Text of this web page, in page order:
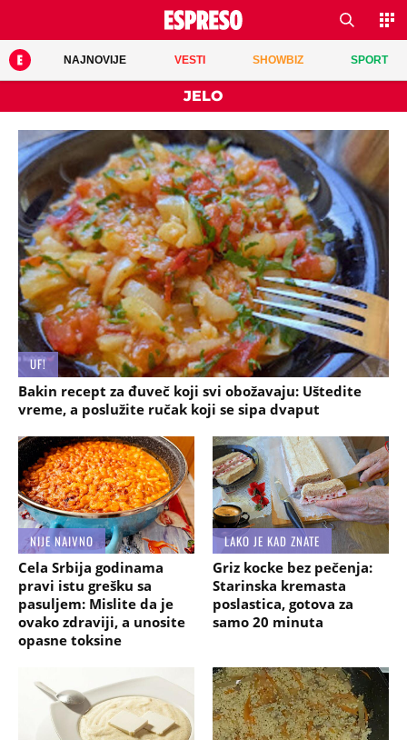
NAJNOVIJE VESTI SHOWBIZ SPORT
JELO
UF!
Bakin recept za đuveč koji svi obožavaju: Uštedite
vreme, a poslužite ručak koji se sipa dvaput
NIJE NAIVNO
Cela Srbija godinama
pravi istu grešku sa
pasuljem: Mislite da je
ovako zdraviji, a unosite
opasne toksine
LAKO JE KAD ZNATE
Griz kocke bez pečenja:
Starinska kremasta
poslastica, gotova za
samo 20 minuta